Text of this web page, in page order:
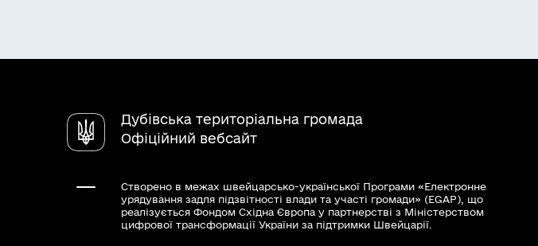
Дубівська територіальна громада
Офіційний вебсайт
Створено в межах швейцарсько-української Програми «Електронне
урядування задля підзвітності влади та участі громади» (EGAP), що
реалізується Фондом Східна Європа у партнерстві з Міністерством
цифрової трансформації України за підтримки Швейцарії.